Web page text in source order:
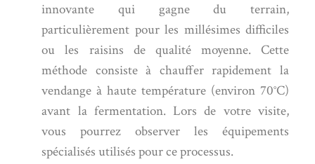
innovante qui gagne du terrain,
particulièrement pour les millésimes difficiles
ou les raisins de qualité moyenne. Cette
méthode consiste à chauffer rapidement la
vendange à haute température (environ 70°C)
avant la fermentation. Lors de votre visite,
vous pourrez observer les équipements
spécialisés utilisés pour ce processus.